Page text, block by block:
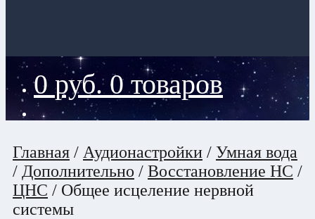
0 руб. 0 товаров
Главная / Аудионастройки / Умная вода
/ Дополнительно / Восстановление НС /
ЦНС / Общее исцеление нервной
системы